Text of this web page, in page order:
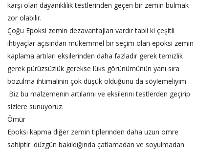
karşı olan dayanıklılık testlerinden geçen bir zemin bulmak
zor olabilir.
Çoğu Epoksi zemin dezavantajları vardır tabii ki çeşitli
ihtiyaçlar açısından mükemmel bir seçim olan epoksi zemin
kaplama artıları eksilerinden daha fazladır gerek temizlik
gerek pürüzsüzlük gerekse lüks görünümünün yanı sıra
bozulma ihtimalinin çok düşük olduğunu da söylemeliyim
.Biz bu malzemenin artılarını ve eksilerini testlerden geçirip
sizlere sunuyoruz.
Ömür
Epoksi kapma diğer zemin tiplerınden daha uzun ömre
sahiptir .düzgün bakıldığında çatlamadan ve soyulmadan